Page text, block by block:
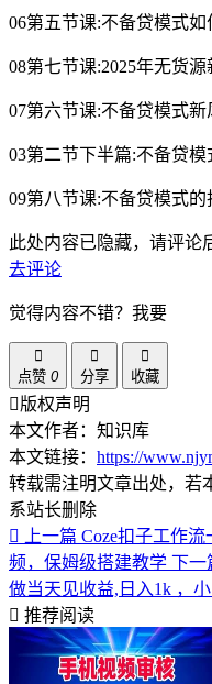
06第五节课:不备贷模式如
08第七节课:2025年无货源
07第六节课:不备贷模式新
03第二节下半篇:不备贷
09第八节课:不备贷模式的
此处内容已隐藏，请评论
去评论
觉得内容不错？我要
点赞 0 分享 收藏
版权声明
本文作者：知识库
本文链接： https://
转载需注明文章出处，若
系站长删除
上一篇 Coze扣子工作
频，保姆级搭建教学 下一
做当天见收益,日入1k ，
推荐阅读